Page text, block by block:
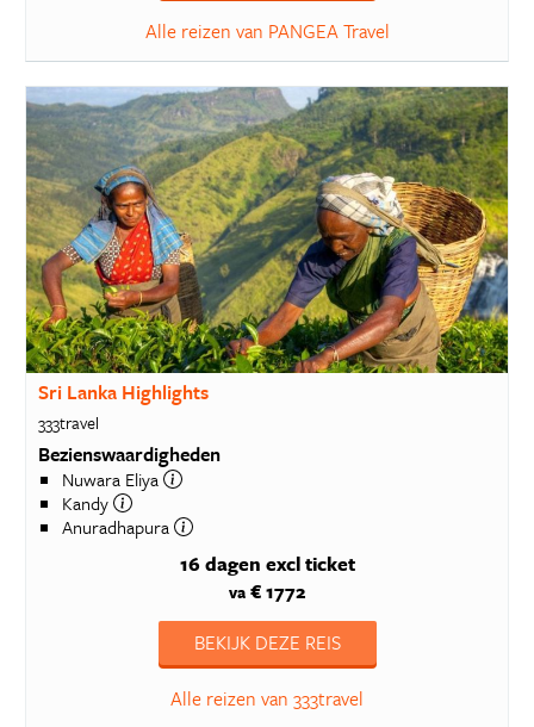
Alle reizen van PANGEA Travel
Sri Lanka Highlights
333travel
Bezienswaardigheden
Nuwara Eliya
Kandy
Anuradhapura
16 dagen excl ticket
va€ 1772
BEKIJK DEZE REIS
Alle reizen van 333travel